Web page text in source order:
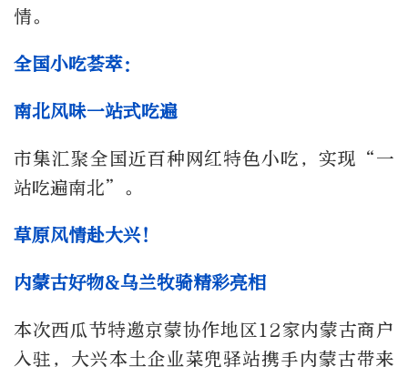
情。
全国小吃荟萃：
南北风味一站式吃遍
市集汇聚全国近百种网红特色小吃，实现“一
站吃遍南北”。
草原风情赴大兴！
内蒙古好物&乌兰牧骑精彩亮相
本次西瓜节特邀京蒙协作地区12家内蒙古商户
入驻，大兴本土企业菜兜驿站携手内蒙古带来